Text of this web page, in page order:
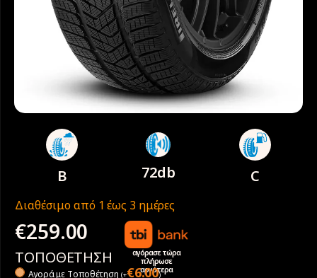
B 72db C
Διαθέσιμο από 1 έως 3 ημέρες
€259.00
αγόρασε τώρα
πλήρωσε
αργότερα
ΤΟΠΟΘΕΤΗΣΗ
Αγορά με Tοποθέτηση (+€6.00)